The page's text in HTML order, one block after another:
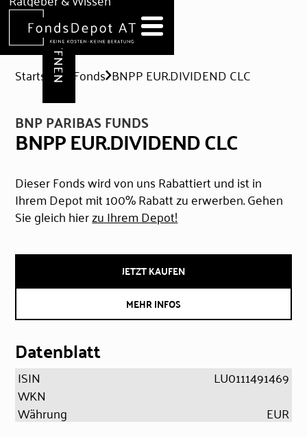
Hilfe & Formulare
DEPOT ERÖFFNEN
Startseite Fonds BNPP EUR.DIVIDEND CLC
BNP PARIBAS FUNDS
BNPP EUR.DIVIDEND CLC
Dieser Fonds wird von uns Rabattiert und ist in
Ihrem Depot mit 100% Rabatt zu erwerben. Gehen
Sie gleich hierzu Ihrem Depot!
JETZT KAUFEN
MEHR INFOS
Datenblatt
ISIN
LU0111491469
WKN
Währung
EUR